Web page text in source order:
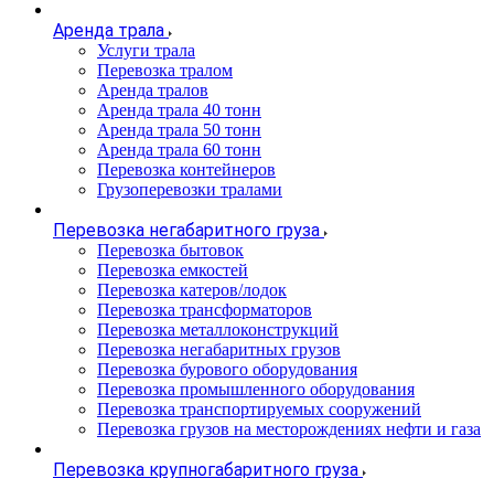
Аренда трала
Услуги трала
Перевозка тралом
Аренда тралов
Аренда трала 40 тонн
Аренда трала 50 тонн
Аренда трала 60 тонн
Перевозка контейнеров
Грузоперевозки тралами
Перевозка негабаритного груза
Перевозка бытовок
Перевозка емкостей
Перевозка катеров/лодок
Перевозка трансформаторов
Перевозка металлоконструкций
Перевозка негабаритных грузов
Перевозка бурового оборудования
Перевозка промышленного оборудования
Перевозка транспортируемых сооружений
Перевозка грузов на месторождениях нефти и газа
Перевозка крупногабаритного груза